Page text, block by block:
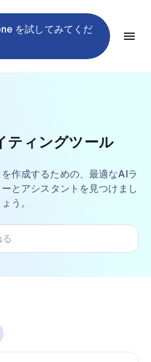
ください
を試してみてくだ
ティングツール
作成するための、最適なAIラ
とアシスタントを見つけまし
ょう。